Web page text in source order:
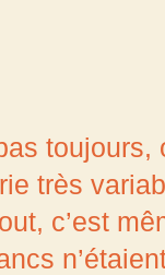
toujours,
très
c’est